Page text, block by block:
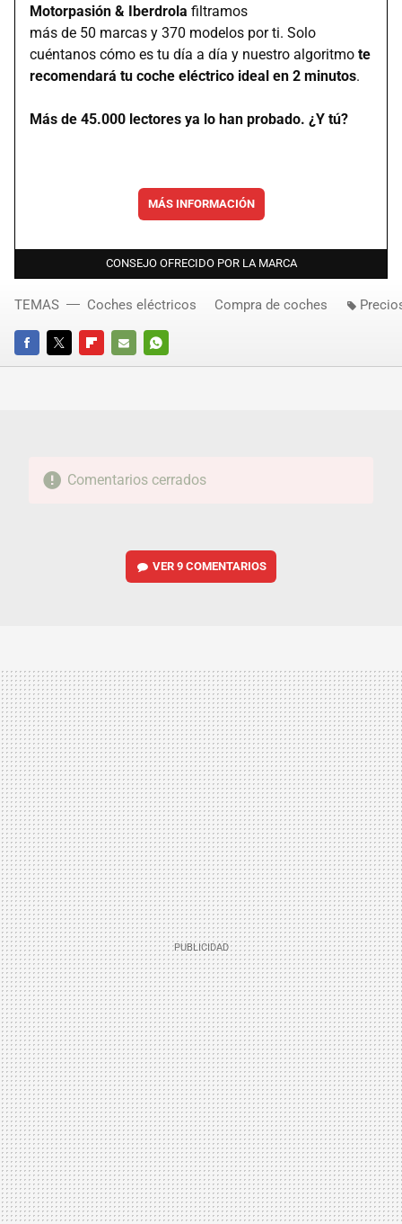
Motorpasión & Iberdrola filtramos
más de 50 marcas y 370 modelos por ti. Solo
cuéntanos cómo es tu día a día y nuestro algoritmo te
recomendará tu coche eléctrico ideal en 2 minutos.
Más de 45.000 lectores ya lo han probado. ¿Y tú?
MÁS INFORMACIÓN
CONSEJO OFRECIDO POR LA MARCA
FACEBOOKTWITTERFLIPBOARD
E-
WHATSAPP
TEMAS Coches eléctricos Compra de coches
Comentarios cerrados
VER9 COMENTARIOS